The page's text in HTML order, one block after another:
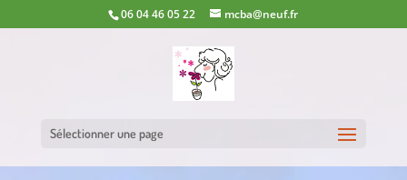
06 04 46 05 22 mcba@neuf.fr
Sélectionner une page